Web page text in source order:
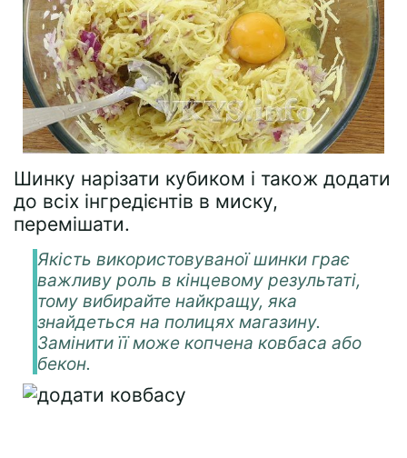
Шинку нарізати кубиком і також додати
до всіх інгредієнтів в миску,
перемішати.
Якість використовуваної шинки грає
важливу роль в кінцевому результаті,
тому вибирайте найкращу, яка
знайдеться на полицях магазину.
Замінити її може копчена ковбаса або
бекон.